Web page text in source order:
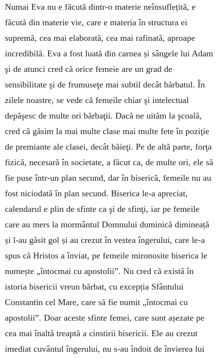
Numai Eva nu e făcută dintr-o materie neînsuflețită, e
făcută din materie vie, care e materia în structura ei
supremă, cea mai elaborată, cea mai rafinată, aproape
incredibilă. Eva a fost luată din carnea și sângele lui Adam
şi de atunci cred că orice femeie are un grad de
sensibilitate şi de frumuseţe mai subtil decât bărbatul. În
zilele noastre, se vede că femeile chiar şi intelectual
depăşesc de multe ori bărbaţii. Dacă ne uităm la şcoală,
cred că găsim la mai multe clase mai multe fete în poziţie
de premiante ale clasei, decât băieţi. Pe de altă parte, forţa
fizică, necesară în societate, a făcut ca, de multe ori, ele să
fie puse într-un plan secund, dar în biserică, femeile nu au
fost niciodată în plan secund. Biserica le-a apreciat,
calendarul e plin de sfinte ca şi de sfinţi, iar pe femeile
care au mers la mormântul Domnului duminică dimineață
și l-au găsit gol și au crezut în vestea îngerului, care le-a
spus că Hristos a înviat, pe femeile mironosite biserica le
numește „întocmai cu apostolii”. Nu cred că există în
istoria bisericii vreun bărbat, cu excepția Sfântului
Constantin cel Mare, care să fie numit „întocmai cu
apostolii”. Doar aceste sfinte femei, care sunt așezate pe
cea mai înaltă treaptă a cinstirii bisericii. Ele au crezut
imediat cuvântul îngerului, nu s-au îndoit de învierea lui